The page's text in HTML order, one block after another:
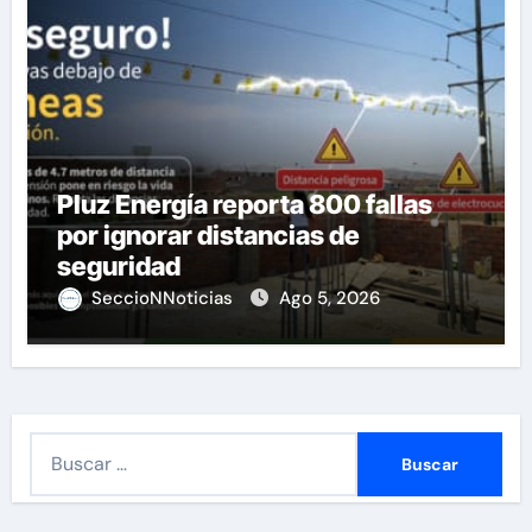
Pluz Energía reporta 800 fallas
por ignorar distancias de
seguridad
SeccioNNoticias Ago 5, 2026